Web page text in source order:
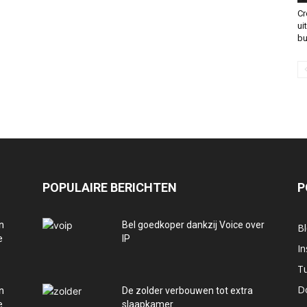
POPULAIRE BERICHTEN
Bel goedkoper dankzij Voice over
IP
De zolder verbouwen tot extra
slaapkamer